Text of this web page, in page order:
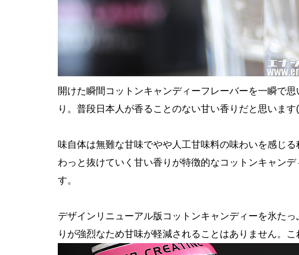
開けた瞬間コットンキャンディーフレーバーを一瞬で
り。普段日本人が香ることのない甘い香りだと思いま
味自体は無難な甘味でやや人工甘味料の味わいを感じ
わっと抜けていく甘い香りが特徴的なコットンキャン
す。
デザインリニューアル版コットンキャンディーを氷た
りが強烈なため甘味が軽減されることはありません。こ